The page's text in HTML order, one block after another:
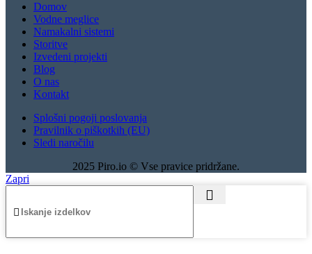
Domov
Vodne meglice
Namakalni sistemi
Storitve
Izvedeni projekti
Blog
O nas
Kontakt
Splošni pogoji poslovanja
Pravilnik o piškotkih (EU)
Sledi naročilu
2025 Piro.io © Vse pravice pridržane.
Zapri